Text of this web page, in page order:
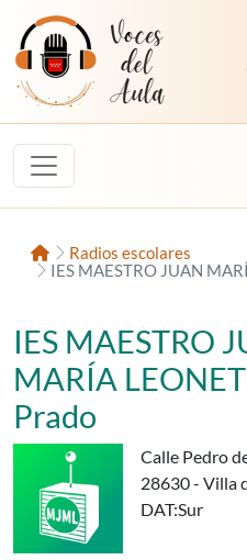
Saltar al contenido
Voces del Aula
InicioRadios escolares
IES MAESTRO JUAN
IES MAESTRO
MARÍA
Prado
Calle Pedro
28630 - Villa
DAT:Sur